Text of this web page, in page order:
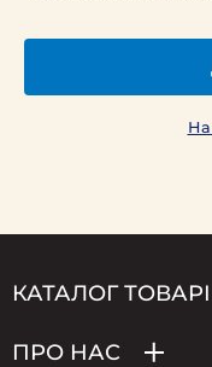
На
КАТАЛОГ
ПРО НАС